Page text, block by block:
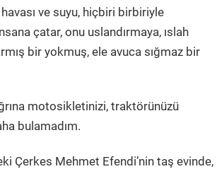
ve suyu, hiçbiri birbiriyle
çatar, onu uslandırmaya, ıslah
bir yokmuş, ele avuca sığmaz bir
motosikletinizi, traktörünüzü
bulamadım.
Çerkes Mehmet Efendi’nin taş evinde,